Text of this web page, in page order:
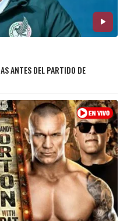
ANTES DEL PARTIDO DE